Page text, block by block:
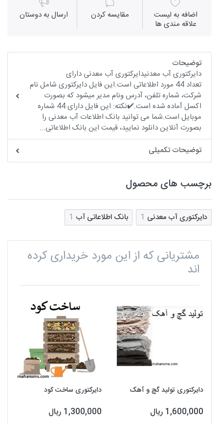
اضافه به لیست
علاقه مندی ها
مقايسه كردن ارسال به دوستان
توضیحات
دایرکتوری آب معدنیدایرکتوری آب معدنی دارای
تعداد 44 مورد اطلاعاتی است.این فایل دایرکتوری شامل نام
شرکت، شماره تلفن، آدرس ونام مدیر میشود که بصورت
اکسل آماده شده است.✔️نکته: این فایل دارای 44 شماره
موبایل است.شما می توانید بانک اطلاعات آب معدنی را
بصورت آنلاین دانلود نمایید، قیمت این بانک اطلاعاتی...
توضیحات تکمیلی
برچسب های محصول
دایرکتوری آب معدنی 1 بانک اطلاعاتی آب 1
مشتریانی که از این مورد خریداری کرده
اند
دایرکتوری تولید گچ و آهک
1,600,000 ریال
دایرکتوری ساخت کود
1,300,000 ریال